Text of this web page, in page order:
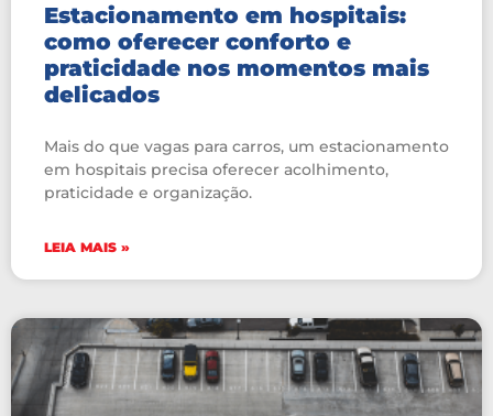
Estacionamento em hospitais:
como oferecer conforto e
praticidade nos momentos mais
delicados
Mais do que vagas para carros, um estacionamento
em hospitais precisa oferecer acolhimento,
praticidade e organização.
LEIA MAIS »